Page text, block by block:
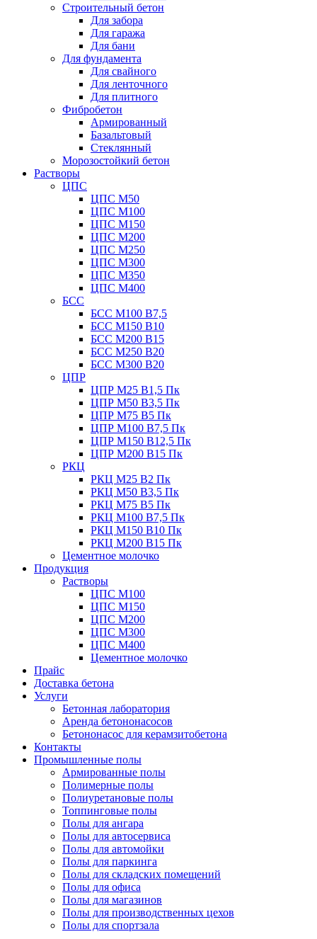
Строительный бетон
Для забора
Для гаража
Для бани
Для фундамента
Для свайного
Для ленточного
Для плитного
Фибробетон
Армированный
Базальтовый
Стеклянный
Морозостойкий бетон
Растворы
ЦПС
ЦПС М50
ЦПС М100
ЦПС М150
ЦПС М200
ЦПС М250
ЦПС М300
ЦПС М350
ЦПС М400
БСС
БСС М100 B7,5
БСС М150 B10
БСС М200 B15
БСС М250 B20
БСС М300 B20
ЦПР
ЦПР М25 B1,5 Пк
ЦПР М50 B3,5 Пк
ЦПР М75 B5 Пк
ЦПР М100 B7,5 Пк
ЦПР М150 B12,5 Пк
ЦПР М200 B15 Пк
РКЦ
РКЦ М25 B2 Пк
РКЦ М50 В3,5 Пк
РКЦ М75 B5 Пк
РКЦ М100 B7,5 Пк
РКЦ М150 B10 Пк
РКЦ М200 B15 Пк
Цементное молочко
Продукция
Растворы
ЦПС М100
ЦПС М150
ЦПС М200
ЦПС М300
ЦПС М400
Цементное молочко
Прайс
Доставка бетона
Услуги
Бетонная лаборатория
Аренда бетононасосов
Бетононасос для керамзитобетона
Контакты
Промышленные полы
Армированные полы
Полимерные полы
Полиуретановые полы
Топпинговые полы
Полы для ангара
Полы для автосервиса
Полы для автомойки
Полы для паркинга
Полы для складских помещений
Полы для офиса
Полы для магазинов
Полы для производственных цехов
Полы для спортзала